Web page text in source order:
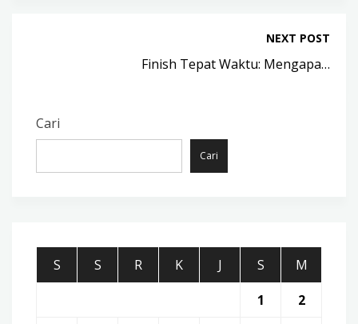
NEXT POST
Finish Tepat Waktu: Mengapa…
Cari
Cari
S S R K J S
M
1
2